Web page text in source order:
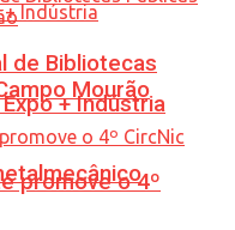
+ Indústria
de Bibliotecas
Mourão
promove o 4º